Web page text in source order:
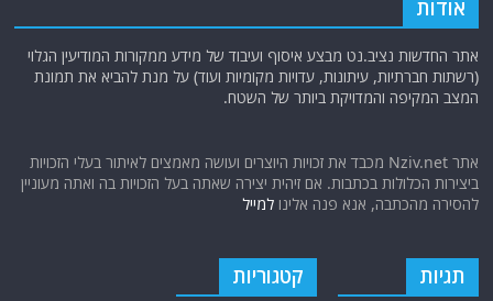
אודות
אתר החדשות נציב.נט מבצע איסוף ועיבוד של מידע ממקורות המודיעין הגלוי
(רשתות חברתיות, עיתונות, עדויות מקומיות ועוד) על מנת להביא את תמונת
המצב המקיפה והמדויקת ביותר של השטח.
אתר Nziv.net מכבד את זכויות היוצרים ועושה מאמצים לאיתור בעלי הזכויות
ביצירות הכלולות בכתבות. אם זיהית יצירה שאתה בעל הזכויות בה ואתה מעוניין
להסירה מהכתבה, אנא פנה אלינולמייל
תגיות קטגוריות